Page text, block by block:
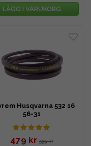
LÄGG I VARUKORG
Husqvarna 532 16
56-31
479 kr 599 kr